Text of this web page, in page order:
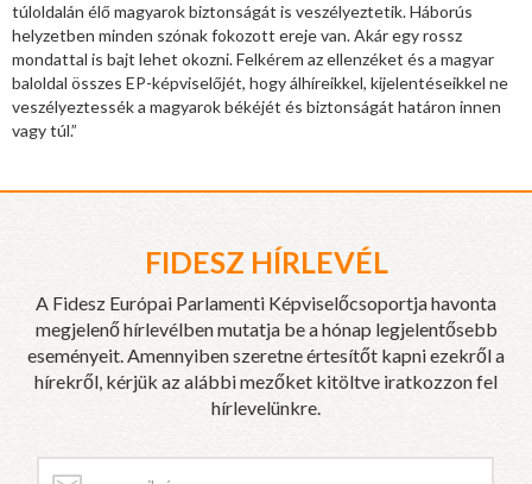
túloldalán élő magyarok biztonságát is veszélyeztetik. Háborús
helyzetben minden szónak fokozott ereje van. Akár egy rossz
mondattal is bajt lehet okozni. Felkérem az ellenzéket és a magyar
baloldal összes EP-képviselőjét, hogy álhíreikkel, kijelentéseikkel ne
veszélyeztessék a magyarok békéjét és biztonságát határon innen
vagy túl.”
FIDESZ HÍRLEVÉL
A Fidesz Európai Parlamenti Képviselőcsoportja havonta
megjelenő hírlevélben mutatja be a hónap legjelentősebb
eseményeit. Amennyiben szeretne értesítőt kapni ezekről a
hírekről, kérjük az alábbi mezőket kitöltve iratkozzon fel
hírlevelünkre.